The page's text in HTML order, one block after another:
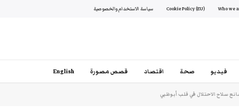
Cookie Policy (EU) سياسة الاستخدام والخصوصية
فيديو صحة اقتصاد قصص مصورة English
سلاح الاحتلال في قلب أبوظبي